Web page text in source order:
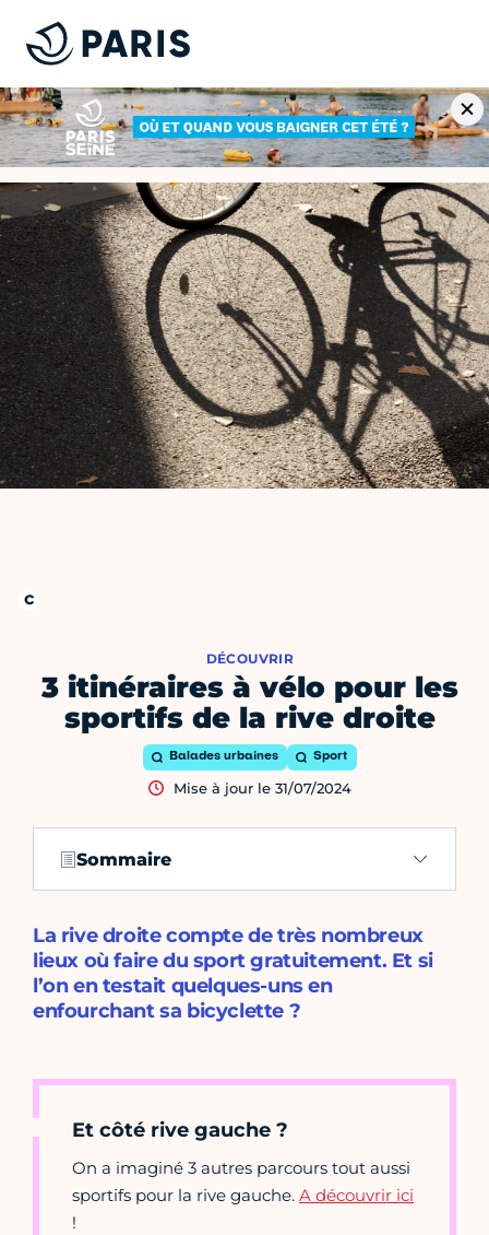
3 itinéraires à vélo pour les
sportifs de la rive droite
DÉCOUVRIR
Balades urbaines Sport
Mise à jour le 31/07/2024
Sommaire
La rive droite compte de très nombreux
lieux où faire du sport gratuitement. Et si
l’on en testait quelques-uns en
enfourchant sa bicyclette ?
Et côté rive gauche ?
On a imaginé 3 autres parcours tout aussi
sportifs pour la rive gauche. A découvrir ici
!